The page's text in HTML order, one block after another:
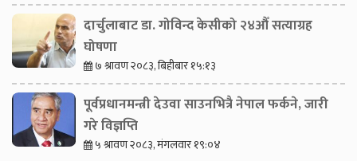
दार्चुलाबाट डा. गोविन्द केसीको २४औँ सत्याग्रह
घोषणा
७ श्रावण २०८३, बिहीबार १५:१३
पूर्वप्रधानमन्त्री देउवा साउनभित्रै नेपाल फर्कने, जारी
गरे विज्ञप्ति
५ श्रावण २०८३, मंगलवार १९:०४